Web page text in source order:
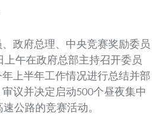
政府总理、中央竞赛奖励委员
上午在政府总部主持召开委员
上半年工作情况进行总结并部
议并决定启动500个昼夜集中
公路的竞赛活动。